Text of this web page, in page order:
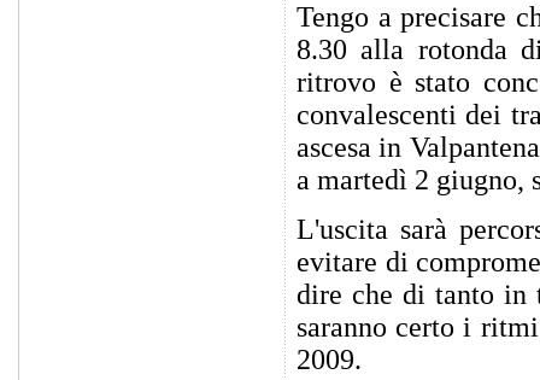
Tengo a precisare
8.30 alla rotonda
ritrovo è stato
convalescenti dei
ascesa in
a martedì 2 giugno,
L'uscita sarà
evitare di
dire che di tanto in
saranno certo i
2009.